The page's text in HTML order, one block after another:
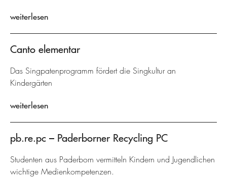
weiterlesen
Canto elementar
Das Singpatenprogramm fördert die Singkultur an
Kindergärten
weiterlesen
pb.re.pc – Paderborner Recycling PC
Studenten aus Paderborn vermitteln Kindern und Jugendlichen
wichtige Medienkompetenzen.